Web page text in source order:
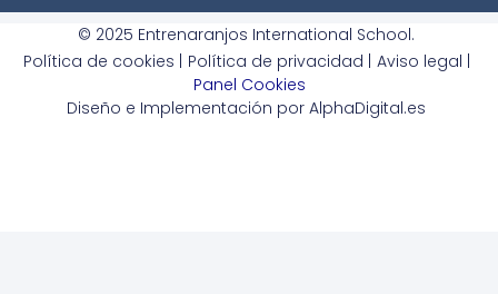
© 2025 Entrenaranjos International School.
Política de cookies | Política de privacidad | Aviso legal |
Panel Cookies
Diseño e Implementación por AlphaDigital.es